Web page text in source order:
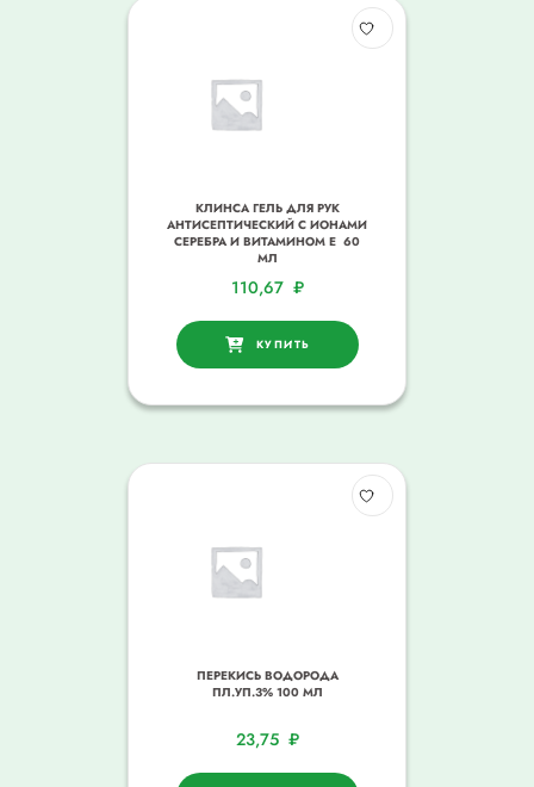
КЛИНСА ГЕЛЬ ДЛЯ РУК
АНТИСЕПТИЧЕСКИЙ С ИОНАМИ
СЕРЕБРА И ВИТАМИНОМ Е 60
МЛ
110,67 ₽
КУПИТЬ
ПЕРЕКИСЬ ВОДОРОДА
ПЛ.УП.3% 100 МЛ
23,75 ₽